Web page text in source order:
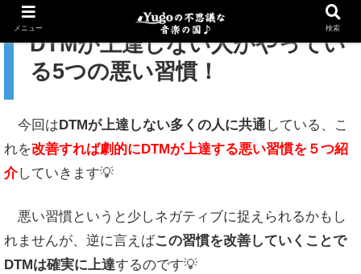
DTMが上達しない人がやってい
る5つの悪い習慣！
今回はDTMが上達しない多くの人に共通している、こ
れを改善すれば劇的にDTMが上達する悪い習慣を５つ紹
介していきます💡
悪い習慣というと少しネガティブに捉えられるかもし
れませんが、逆に言えばこの習慣を改善していくことで
DTMは確実に上達するのです💡
メニュー 検索